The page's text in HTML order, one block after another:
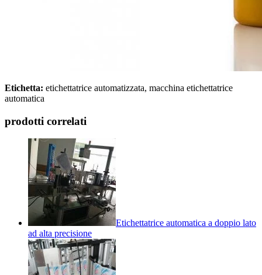
Etichetta: etichettatrice automatizzata, macchina etichettatrice
automatica
prodotti correlati
Etichettatrice automatica a doppio lato
ad alta precisione